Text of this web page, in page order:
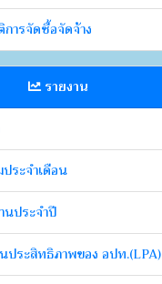
ารจัดซื้อจัดจ้าง
รายงาน
ระจำเดือน
นประจำปี
ประสิทธิภาพของ อปท.(LPA)